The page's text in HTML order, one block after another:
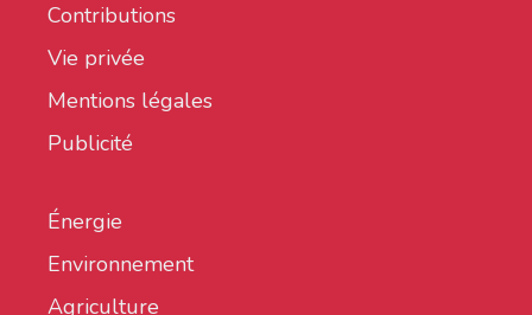
Contributions
Vie privée
Mentions légales
Publicité
Énergie
Environnement
Agriculture